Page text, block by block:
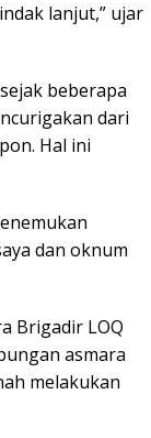
lanjut,” ujar
beberapa
dari
Hal ini
dan oknum
Brigadir LOQ
asmara
melakukan